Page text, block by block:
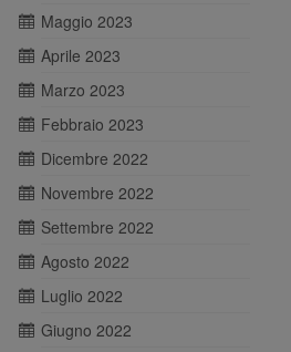
Maggio 2023
Aprile 2023
Marzo 2023
Febbraio 2023
Dicembre 2022
Novembre 2022
Settembre 2022
Agosto 2022
Luglio 2022
Giugno 2022